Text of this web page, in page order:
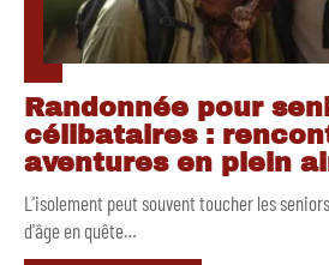
Randonnée pour
célibataires :
aventures en plein
L'isolement peut souvent toucher les
d'âge en quête…